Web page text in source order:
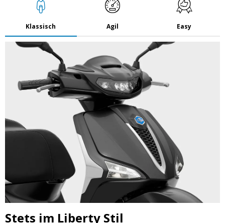
Klassisch Agil Easy
Stets im Liberty Stil